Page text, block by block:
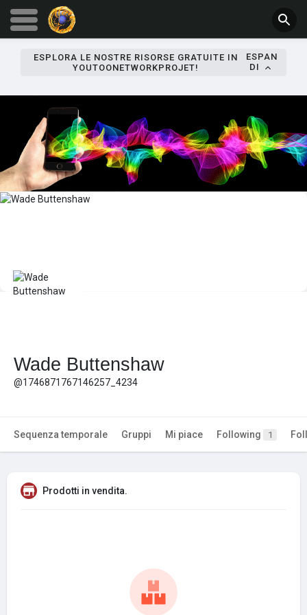
ESPLORA LE NOSTRE RISORSE GRATUITE IN
YOUTOONETWORKPROJET!
ESPAN
DI
Wade Buttenshaw
@1746871767146257_4234
Sequenza temporale Gruppi Mi piace Following 1
Prodotti in vendita.